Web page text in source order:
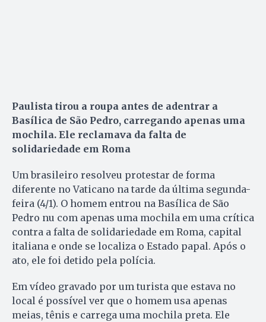
Paulista tirou a roupa antes de adentrar a
Basílica de São Pedro, carregando apenas uma
mochila. Ele reclamava da falta de
solidariedade em Roma
Um brasileiro resolveu protestar de forma
diferente no Vaticano na tarde da última segunda-
feira (4/1). O homem entrou na Basílica de São
Pedro nu com apenas uma mochila em uma crítica
contra a falta de solidariedade em Roma, capital
italiana e onde se localiza o Estado papal. Após o
ato, ele foi detido pela polícia.
Em vídeo gravado por um turista que estava no
local é possível ver que o homem usa apenas
meias, tênis e carrega uma mochila preta. Ele